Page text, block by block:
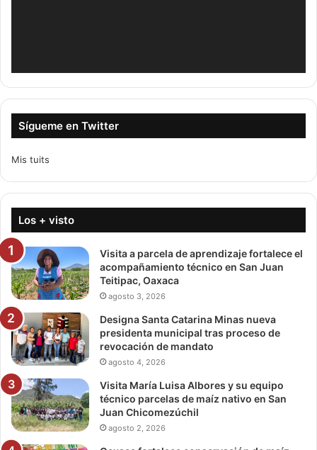
Sígueme en Twitter
Mis tuits
Los + visto
Visita a parcela de aprendizaje fortalece el
acompañamiento técnico en San Juan
Teitipac, Oaxaca
agosto 3, 2026
Designa Santa Catarina Minas nueva
presidenta municipal tras proceso de
revocación de mandato
agosto 4, 2026
Visita María Luisa Albores y su equipo
técnico parcelas de maíz nativo en San
Juan Chicomezúchil
agosto 2, 2026